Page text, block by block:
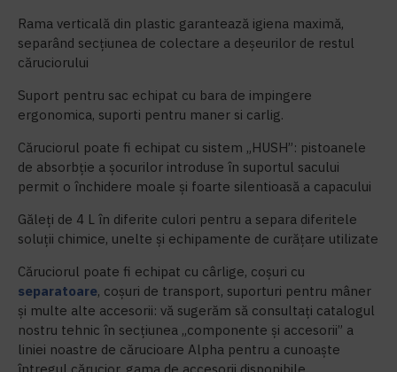
Rama verticală din plastic garantează igiena maximă,
separând secțiunea de colectare a deșeurilor de restul
căruciorului
Suport pentru sac echipat cu bara de impingere
ergonomica, suporti pentru maner si carlig.
Căruciorul poate fi echipat cu sistem „HUSH”: pistoanele
de absorbție a șocurilor introduse în suportul sacului
permit o închidere moale și foarte silentioasă a capacului
Găleți de 4 L în diferite culori pentru a separa diferitele
soluții chimice, unelte și echipamente de curățare utilizate
Căruciorul poate fi echipat cu cârlige, coșuri cu
separatoare, coșuri de transport, suporturi pentru mâner
și multe alte accesorii: vă sugerăm să consultați catalogul
nostru tehnic în secțiunea „componente și accesorii” a
liniei noastre de cărucioare Alpha pentru a cunoaște